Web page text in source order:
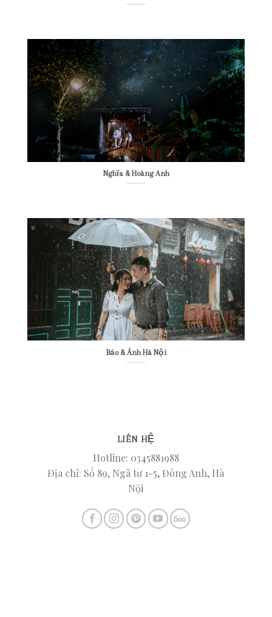
Nghĩa & Hoàng Anh
Bảo & Ánh Hà Nội
LIÊN HỆ
Hotline: 0345881988
Địa chỉ: Số 89, Ngã tư 1-5, Đông Anh, Hà
Nội